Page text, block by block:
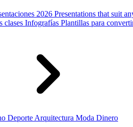
2026 Presentations that suit
clases Infografías Plantillas para
Deporte Arquitectura Moda Dinero